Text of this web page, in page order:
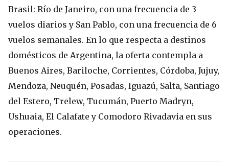
Brasil: Río de Janeiro, con una frecuencia de 3
vuelos diarios y San Pablo, con una frecuencia de 6
vuelos semanales. En lo que respecta a destinos
domésticos de Argentina, la oferta contempla a
Buenos Aires, Bariloche, Corrientes, Córdoba, Jujuy,
Mendoza, Neuquén, Posadas, Iguazú, Salta, Santiago
del Estero, Trelew, Tucumán, Puerto Madryn,
Ushuaia, El Calafate y Comodoro Rivadavia en sus
operaciones.